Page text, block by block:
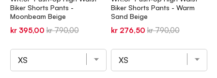
Biker Shorts Pants -
Moonbeam Beige
Sale
kr 395,00 Original
kr 790,00
Biker Shorts Pants - Warm
Sand Beige
Sale
kr 276,50 Original
kr 790,00